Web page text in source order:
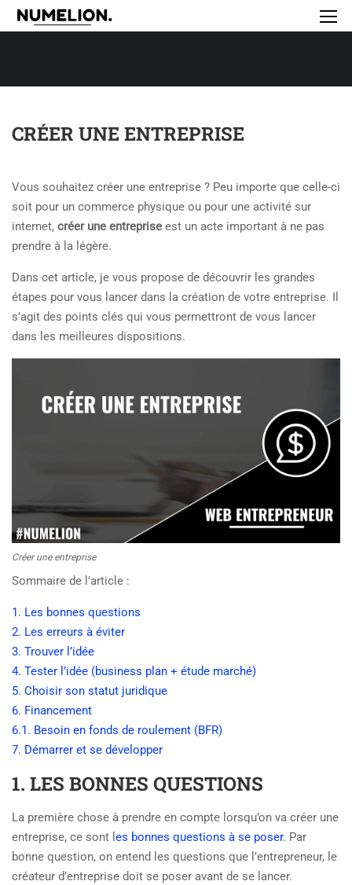
CRÉER UNE ENTREPRISE
Vous souhaitez créer une entreprise ? Peu importe que celle-ci
soit pour un commerce physique ou pour une activité sur
internet, créer une entreprise est un acte important à ne pas
prendre à la légère.
Dans cet article, je vous propose de découvrir les grandes
étapes pour vous lancer dans la création de votre entreprise. Il
s’agit des points clés qui vous permettront de vous lancer
dans les meilleures dispositions.
Créer une entreprise
Sommaire de l’article :
1. Les bonnes questions
2. Les erreurs à éviter
3. Trouver l’idée
4. Tester l’idée (business plan + étude marché)
5. Choisir son statut juridique
6. Financement
6.1. Besoin en fonds de roulement (BFR)
7. Démarrer et se développer
1. LES BONNES QUESTIONS
La première chose à prendre en compte lorsqu’on va créer une
entreprise, ce sont l es bonnes questions à se poser. Par
bonne question, on entend les questions que l’entrepreneur, le
créateur d’entreprise doit se poser avant de se lancer.